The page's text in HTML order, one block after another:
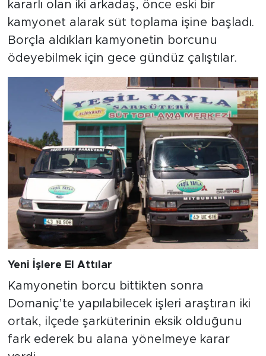
kararlı olan iki arkadaş, önce eski bir
kamyonet alarak süt toplama işine başladı.
Borçla aldıkları kamyonetin borcunu
ödeyebilmek için gece gündüz çalıştılar.
Yeni İşlere El Attılar
Kamyonetin borcu bittikten sonra
Domaniç’te yapılabilecek işleri araştıran iki
ortak, ilçede şarküterinin eksik olduğunu
fark ederek bu alana yönelmeye karar